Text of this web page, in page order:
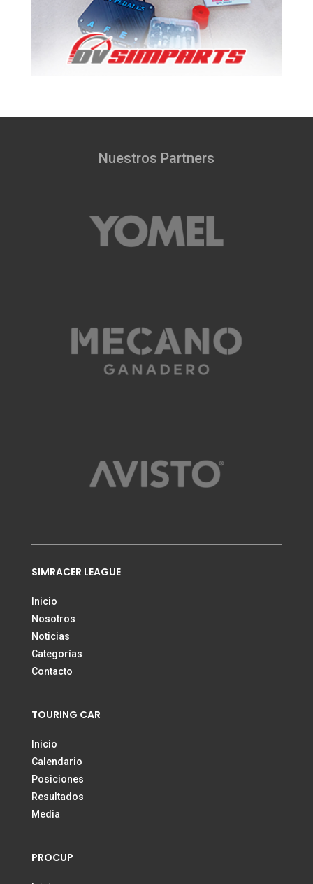
Nuestros Partners
SIMRACER LEAGUE
Inicio
Nosotros
Noticias
Categorías
Contacto
TOURING CAR
Inicio
Calendario
Posiciones
Resultados
Media
PROCUP